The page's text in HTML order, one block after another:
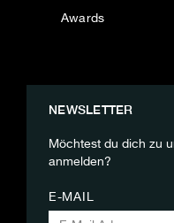
Awards
NEWSLETTER
Möchtest du dich zu
anmelden?
E-MAIL